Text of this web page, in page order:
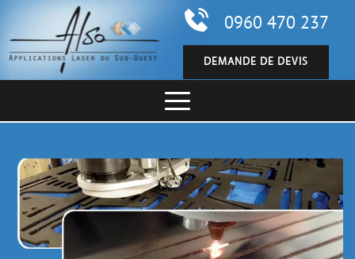
0960 470 237
DEMANDE DE DEVIS